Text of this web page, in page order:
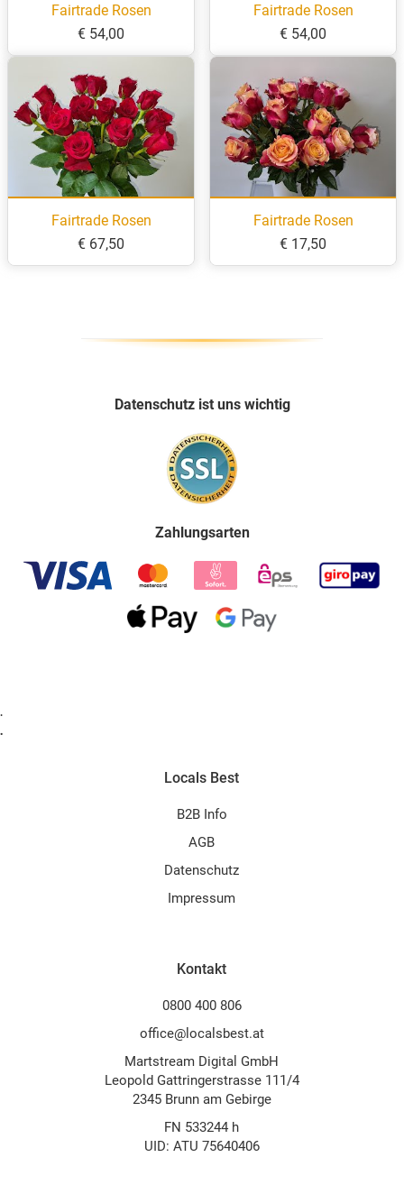
Fairtrade Rosen
€ 54,00
Fairtrade Rosen
€ 54,00
Fairtrade Rosen
€ 67,50
Fairtrade Rosen
€ 17,50
Datenschutz ist uns wichtig
Zahlungsarten
.
.
Locals Best
B2B Info
AGB
Datenschutz
Impressum
Kontakt
0800 400 806
office@localsbest.at
Martstream Digital GmbH
Leopold Gattringerstrasse 111/4
2345 Brunn am Gebirge
FN 533244 h
UID: ATU 75640406